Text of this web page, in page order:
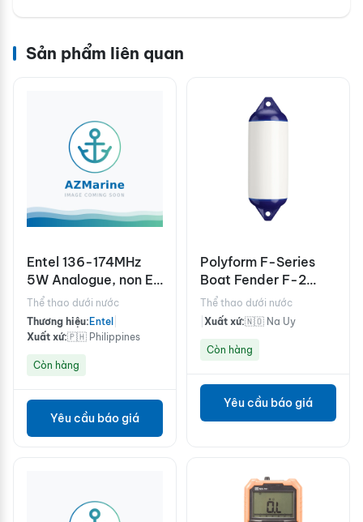
Sản phẩm liên quan
Entel 136-174MHz
5W Analogue, non EU
version
Thể thao dưới nước
Thương hiệu: Entel
Xuất xứ:🇵🇭 Philippines
Còn hàng
Yêu cầu báo giá
Polyform F-Series
Boat Fender F-2
Navy Blue Ropehold
Thể thao dưới nước
Xuất xứ:🇳🇴 Na Uy
Còn hàng
Yêu cầu báo giá